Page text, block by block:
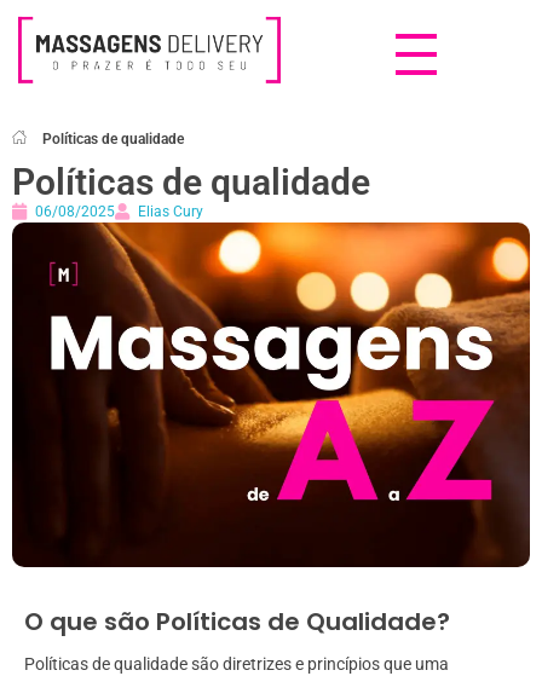
Políticas de qualidade
Políticas de qualidade
06/08/2025 Elias Cury
O que são Políticas de Qualidade?
Políticas de qualidade são diretrizes e princípios que uma